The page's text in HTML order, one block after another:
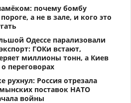
почему бомбу
а не в зале, и кого это
Одессе парализовали
ГОКи встают,
миллионы тонн, а Киев
переговорах
рухнул: Россия отрезала
поставок НАТО
войны